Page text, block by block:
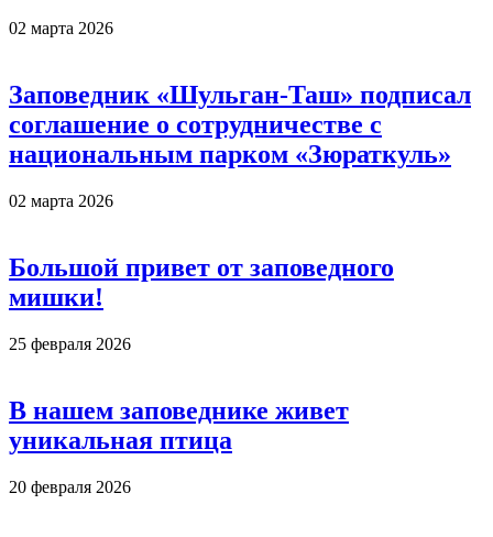
02 марта 2026
Заповедник «Шульган-Таш» подписал
соглашение о сотрудничестве с
национальным парком «Зюраткуль»
02 марта 2026
Большой привет от заповедного
мишки!
25 февраля 2026
В нашем заповеднике живет
уникальная птица
20 февраля 2026